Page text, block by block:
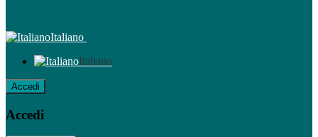
Italiano
Italiano
Accedi
Accedi